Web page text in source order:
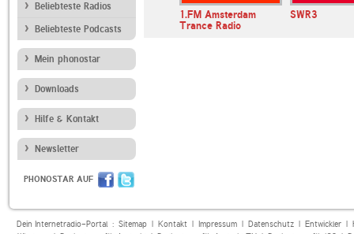
Beliebteste Radios
Beliebteste Podcasts
Mein phonostar
Downloads
Hilfe & Kontakt
Newsletter
PHONOSTAR AUF
Kultur
1.FM Amsterdam
Trance Radio
SWR3
Dein Internetradio-Portal : Sitemap| Kontakt| Impressum| Datenschutz| Entwickler|